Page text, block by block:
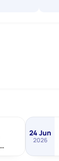
24 Jun
2026